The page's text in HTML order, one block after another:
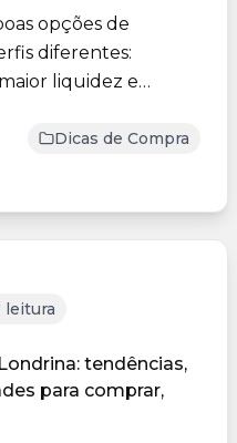
opções de
diferentes:
liquidez e
Dicas de Compra
leitura
tendências,
para comprar,